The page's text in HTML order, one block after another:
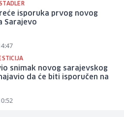
isporuka prvog novog
Sarajevo
snimak novog sarajevskog
da će biti isporučen na